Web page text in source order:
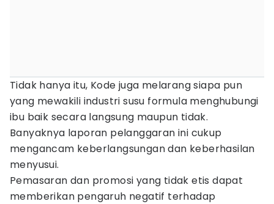
Tidak hanya itu, Kode juga melarang siapa pun
yang mewakili industri susu formula menghubungi
ibu baik secara langsung maupun tidak.
Banyaknya laporan pelanggaran ini cukup
mengancam keberlangsungan dan keberhasilan
menyusui.
Pemasaran dan promosi yang tidak etis dapat
memberikan pengaruh negatif terhadap